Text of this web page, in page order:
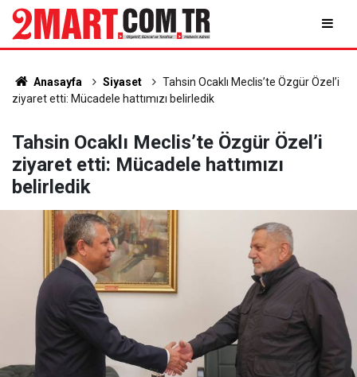
Anasayfa Siyaset
Tahsin Ocaklı Meclis’te Özgür Özel’i
ziyaret etti: Mücadele hattımızı belirledik
Tahsin Ocaklı Meclis’te Özgür Özel’i
ziyaret etti: Mücadele hattımızı
belirledik